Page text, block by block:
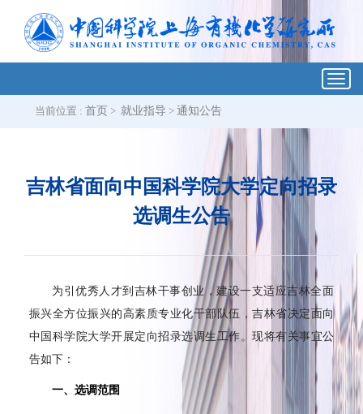
当前位置 : 首页 > 就业指导 > 通知公告
吉林省面向中国科学院大学定向招录
选调生公告
为引优秀人才到吉林干事创业，建设一支适应吉林全面
振兴全方位振兴的高素质专业化干部队伍，吉林省决定面向
中国科学院大学开展定向招录选调生工作。现将有关事宜公
告如下：
一、选调范围